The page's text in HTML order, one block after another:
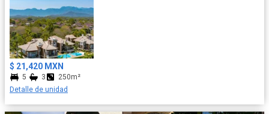
$ 21,420 MXN
5 3
250m²
Detalle de unidad